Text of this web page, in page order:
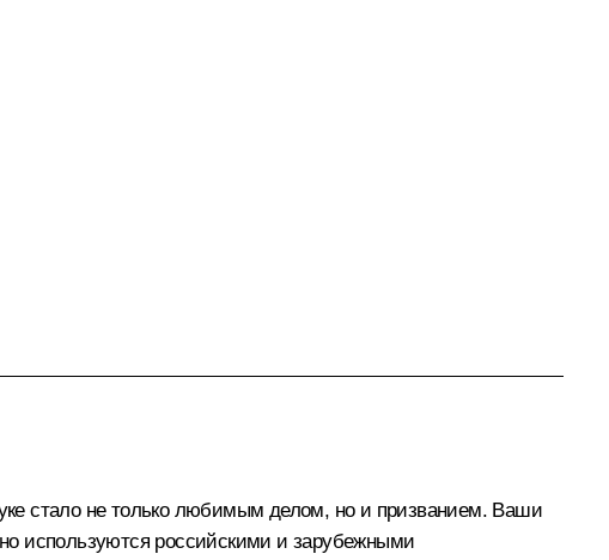
стало не только любимым делом, но и призванием. Ваши
используются российскими и зарубежными